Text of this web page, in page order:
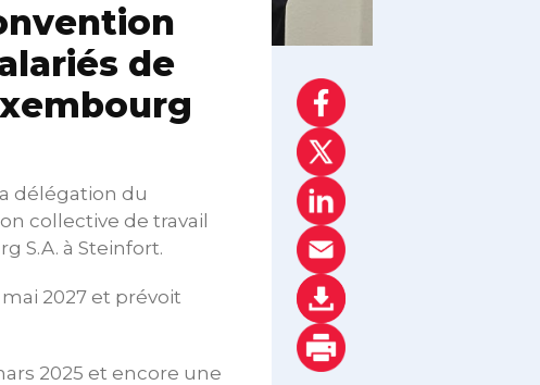
de
délégation du
collective de travail
S.A. à Steinfort.
mai 2027 et prévoit
2025 et encore une